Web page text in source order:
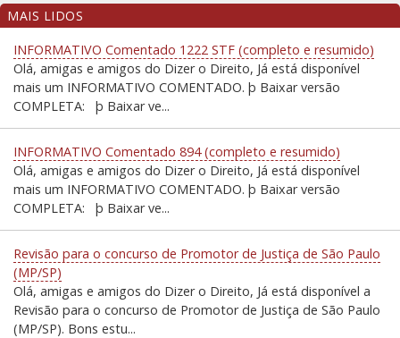
MAIS LIDOS
INFORMATIVO Comentado 1222 STF (completo e resumido)
Olá, amigas e amigos do Dizer o Direito, Já está disponível
mais um INFORMATIVO COMENTADO. þ Baixar versão
COMPLETA: þ Baixar ve...
INFORMATIVO Comentado 894 (completo e resumido)
Olá, amigas e amigos do Dizer o Direito, Já está disponível
mais um INFORMATIVO COMENTADO. þ Baixar versão
COMPLETA: þ Baixar ve...
Revisão para o concurso de Promotor de Justiça de São Paulo
(MP/SP)
Olá, amigas e amigos do Dizer o Direito, Já está disponível a
Revisão para o concurso de Promotor de Justiça de São Paulo
(MP/SP). Bons estu...